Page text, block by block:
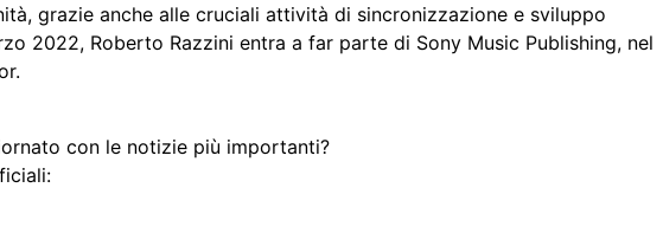
grazie anche alle cruciali attività di sincronizzazione e sviluppo
2022, Roberto Razzini entra a far parte di Sony Music Publishing, nel
con le notizie più importanti?